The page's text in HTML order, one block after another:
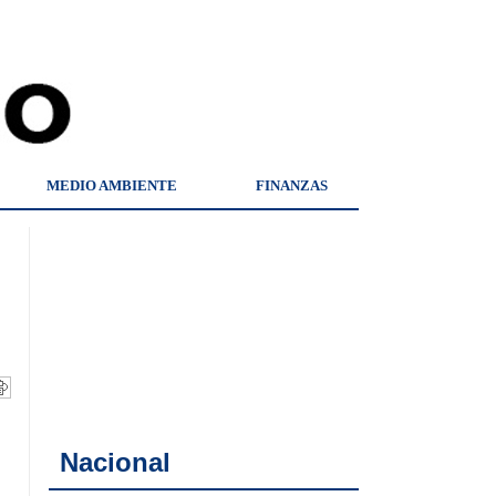
MEDIO AMBIENTE FINANZAS
Nacional